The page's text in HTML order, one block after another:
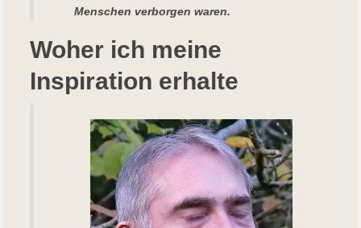
Menschen verborgen waren.
Woher ich meine
Inspiration erhalte